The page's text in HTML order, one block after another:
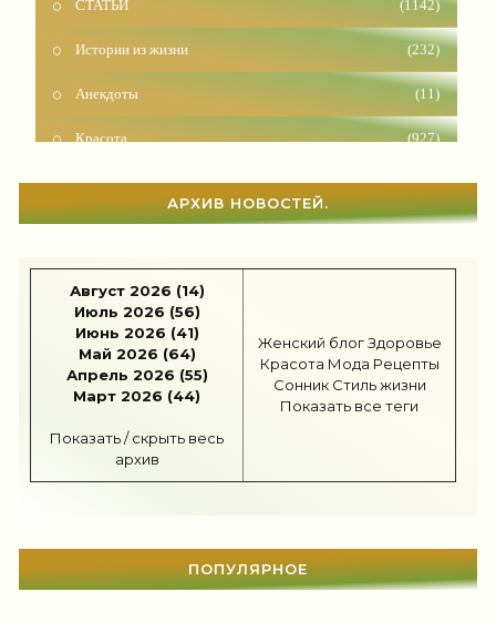
(232)
Анекдоты (11)
Красота (927)
(1818)
Бизнес
Рецепты
Шоппинг (47)
(1208)
Отдых
Гороскоп (56)
Тесты онлайн (1464)
АРХИВ НОВОСТЕЙ.
Август 2026 (14)
Июль 2026 (56)
Июнь 2026 (41)
Май 2026 (64)
Апрель 2026 (55)
Март 2026 (44)
Показать / скрыть весь
архив
Женский блог Здоровье
Красота Мода Рецепты
Сонник Стиль жизни
Показать все теги
ПОПУЛЯРНОЕ